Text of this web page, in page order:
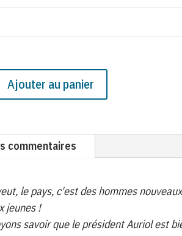
Ajouter au panier
commentaires
le pays, c'est des hommes
jeunes !
savoir que le président Auriol est